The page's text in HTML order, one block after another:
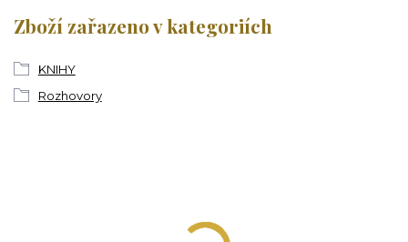
Zboží zařazeno v kategoriích
KNIHY
Rozhovory